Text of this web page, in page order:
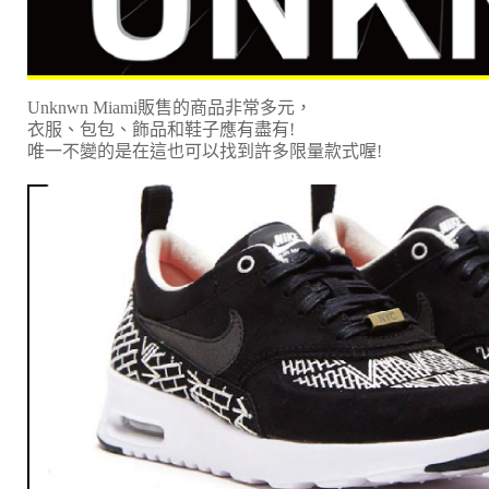
Unknwn Miami販售的商品非常多元，
衣服、包包、飾品和鞋子應有盡有!
唯一不變的是在這也可以找到許多限量款式喔!